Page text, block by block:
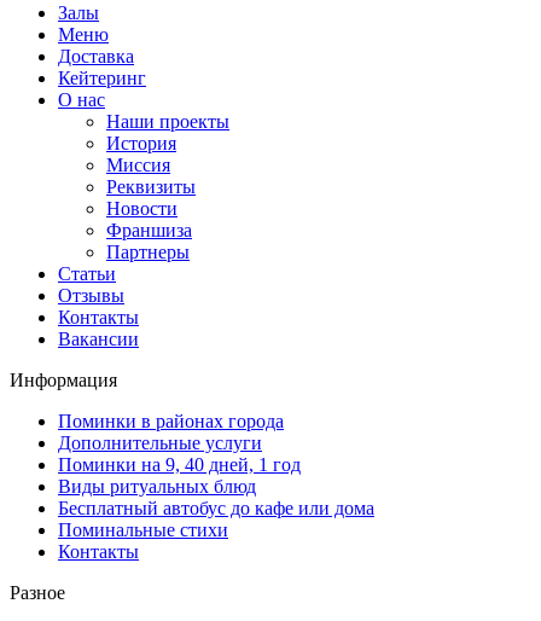
Залы
Меню
Доставка
Кейтеринг
О нас
Наши проекты
История
Миссия
Реквизиты
Новости
Франшиза
Партнеры
Статьи
Отзывы
Контакты
Вакансии
Информация
Поминки в районах города
Дополнительные услуги
Поминки на 9, 40 дней, 1 год
Виды ритуальных блюд
Бесплатный автобус до кафе или дома
Поминальные стихи
Контакты
Разное